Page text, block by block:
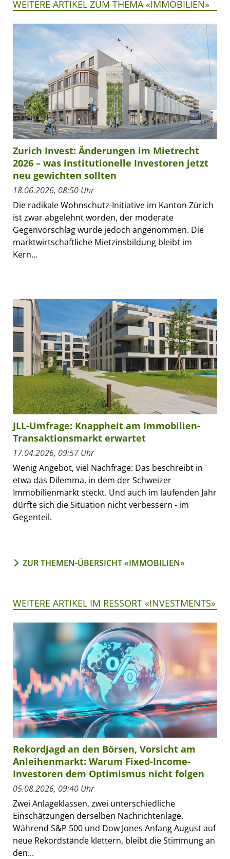
WEITERE ARTIKEL ZUM THEMA «IMMOBILIEN»
Zurich Invest: Änderungen im Mietrecht
2026 – was institutionelle Investoren jetzt
neu gewichten sollten
18.06.2026, 08:50 Uhr
Die radikale Wohnschutz-Initiative im Kanton Zürich
ist zwar abgelehnt worden, der moderate
Gegenvorschlag wurde jedoch angenommen. Die
marktwirtschaftliche Mietzinsbildung bleibt im
Kern...
JLL-Umfrage: Knappheit am Immobilien-
Transaktionsmarkt erwartet
17.04.2026, 09:57 Uhr
Wenig Angebot, viel Nachfrage: Das beschreibt in
etwa das Dilemma, in dem der Schweizer
Immobilienmarkt steckt. Und auch im laufenden Jahr
dürfte sich die Situation nicht verbessern - im
Gegenteil.
ZUR THEMEN-ÜBERSICHT «IMMOBILIEN»
WEITERE ARTIKEL IM RESSORT «INVESTMENTS»
Rekordjagd an den Börsen, Vorsicht am
Anleihenmarkt: Warum Fixed-Income-
Investoren dem Optimismus nicht folgen
05.08.2026, 09:40 Uhr
Zwei Anlageklassen, zwei unterschiedliche
Einschätzungen derselben Nachrichtenlage.
Während S&P 500 und Dow Jones Anfang August auf
neue Rekordstände klettern, bleibt die Stimmung an
den...